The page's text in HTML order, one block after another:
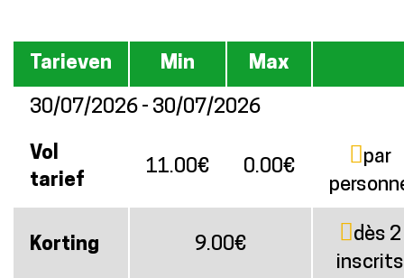
Tarieven
Tarieven Min Max
30/07/2026 - 30/07/2026
Vol
tarief
11.00€ 0.00€
par
Korting 9.00€
dès 2
inscrits